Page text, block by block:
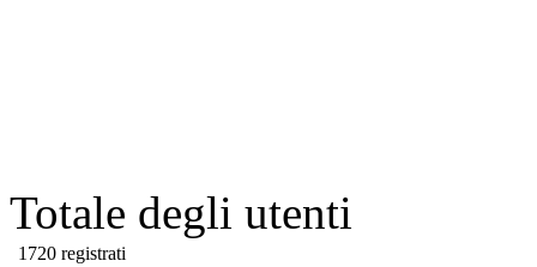
Totale degli utenti
1720 registrati